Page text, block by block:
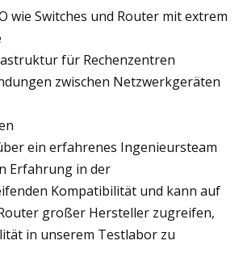
wie Switches und Router mit extrem
für Rechenzentren
zwischen Netzwerkgeräten
ein erfahrenes Ingenieursteam
Erfahrung in der
Kompatibilität und kann auf
großer Hersteller zugreifen,
in unserem Testlabor zu